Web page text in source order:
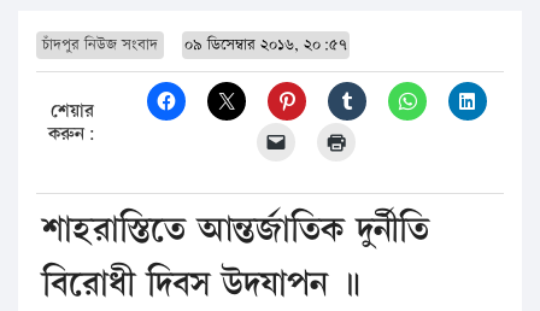
চাঁদপুর নিউজ সংবাদ ০৯ ডিসেম্বার ২০১৬, ২০:৫৭
শেয়ার
করুন:
শাহরাস্তিতে আন্তর্জাতিক দুর্নীতি
বিরোধী দিবস উদযাপন ॥